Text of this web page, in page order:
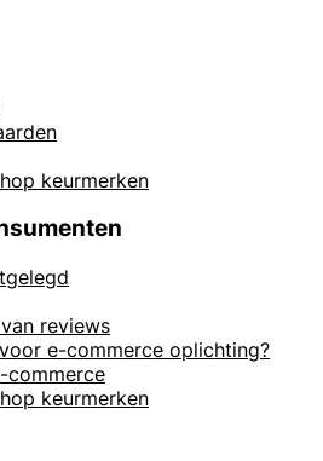
keurmerken
reviews
e-commerce oplichting?
commerce
keurmerken